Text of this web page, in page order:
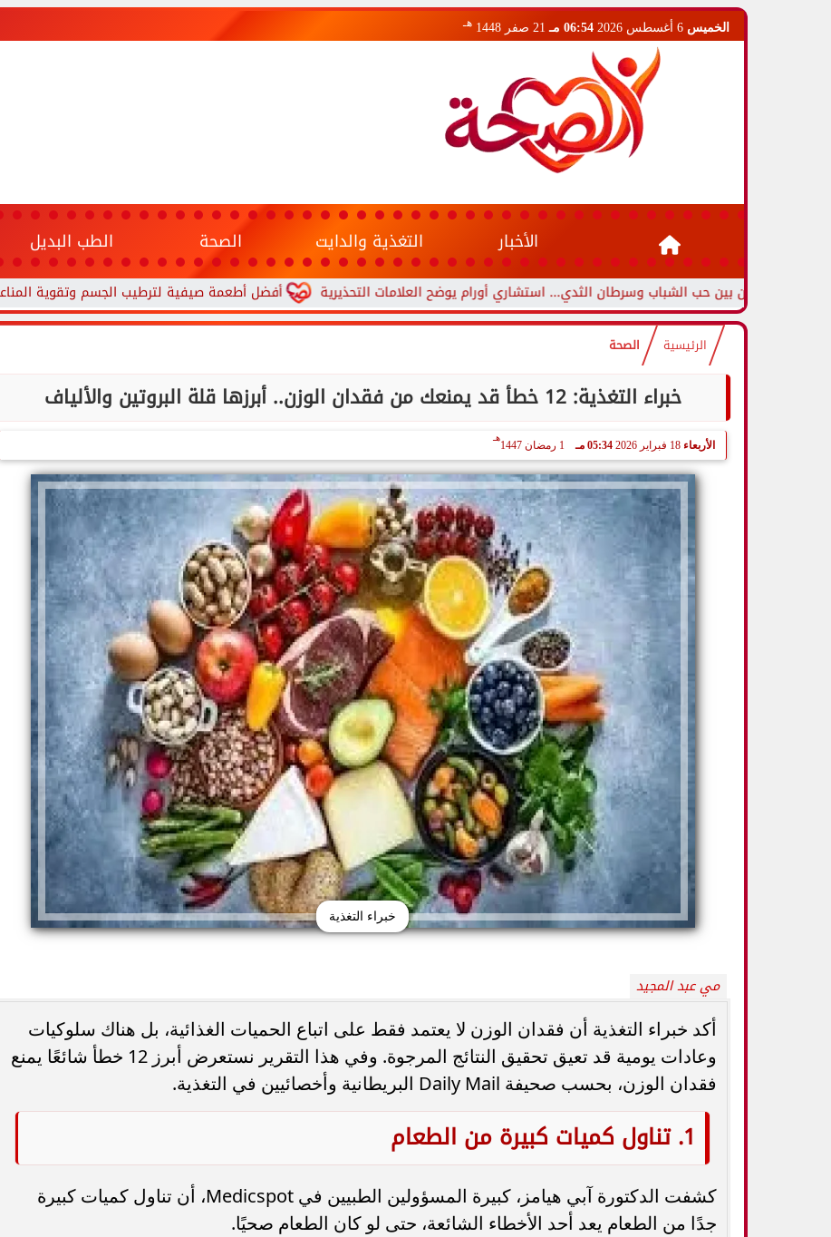
الخميس 06:54 مـ 21 صفر 1448 هـ
الأخبار التغذية والدايت الصحة الطب البديل
أفضل أطعمة صيفية لترطيب الجسم وتقوية المناعة.. 10 خيارات تحارب الجفاف والحر بين حب الشباب وسرطان الثدي... استشاري أورام يوضح العلامات التحذيرية
الرئيسية الصحة
خبراء التغذية: 12 خطأ قد يمنعك من فقدان الوزن.. أبرزها قلة البروتين والألياف
الأربعاء 18 فبراير 2026 05:34 مـ 1 رمضان 1447
هـ
خبراء التغذية
مي عبد المجيد
أكد خبراء التغذية أن فقدان الوزن لا يعتمد فقط على اتباع الحميات الغذائية، بل هناك سلوكيات
وعادات يومية قد تعيق تحقيق النتائج المرجوة. وفي هذا التقرير نستعرض أبرز 12 خطأ شائعًا يمنع
فقدان الوزن، بحسب صحيفة Daily Mail البريطانية وأخصائيين في التغذية.
1. تناول كميات كبيرة من الطعام
كشفت الدكتورة آبي هيامز، كبيرة المسؤولين الطبيين في Medicspot، أن تناول كميات كبيرة
جدًا من الطعام يعد أحد الأخطاء الشائعة، حتى لو كان الطعام صحيًا.
أفضل أطعمة صيفية لترطيب الجسم وتقوية
كيف تميزين بين حب الشباب وسرطان
الثدي... استشاري أورام يوضح العلامات
هل يعالج الليمون والملح حب الشباب... أطباء